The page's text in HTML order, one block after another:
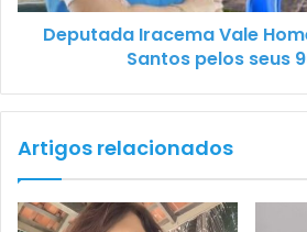
Deputada Iracema Vale
Santos pelos seus
Artigos relacionados